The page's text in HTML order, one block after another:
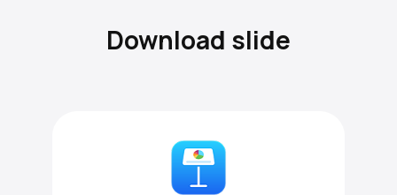
Download slide